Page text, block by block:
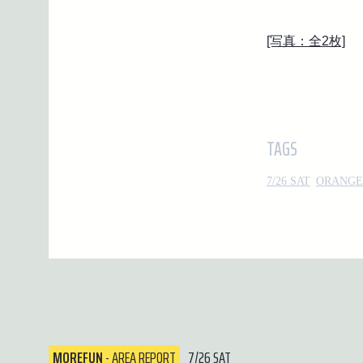
[写真：全2枚]
TAGS
7/26 SAT
MOREFUN- AREA REPORT 7/26 SAT